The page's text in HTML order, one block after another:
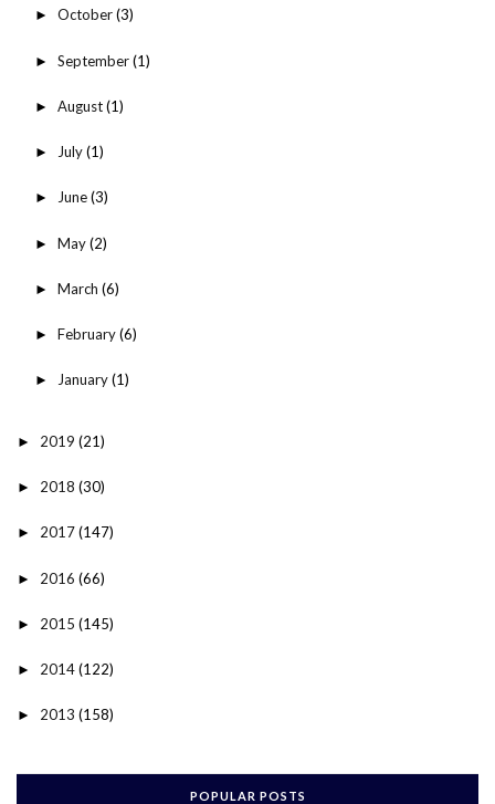
► October(3)
► September(1)
► August(1)
► July(1)
► June(3)
► May(2)
► March (6)
► February(6)
► January(1)
► 2019 (21)
► 2018 (30)
► 2017(147)
► 2016 (66)
► 2015 (145)
► 2014(122)
► 2013 (158)
POPULAR POSTS